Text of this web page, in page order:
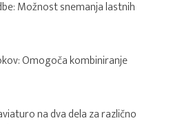
Možnost snemanja lastnih
Omogoča kombiniranje
na dva dela za različno